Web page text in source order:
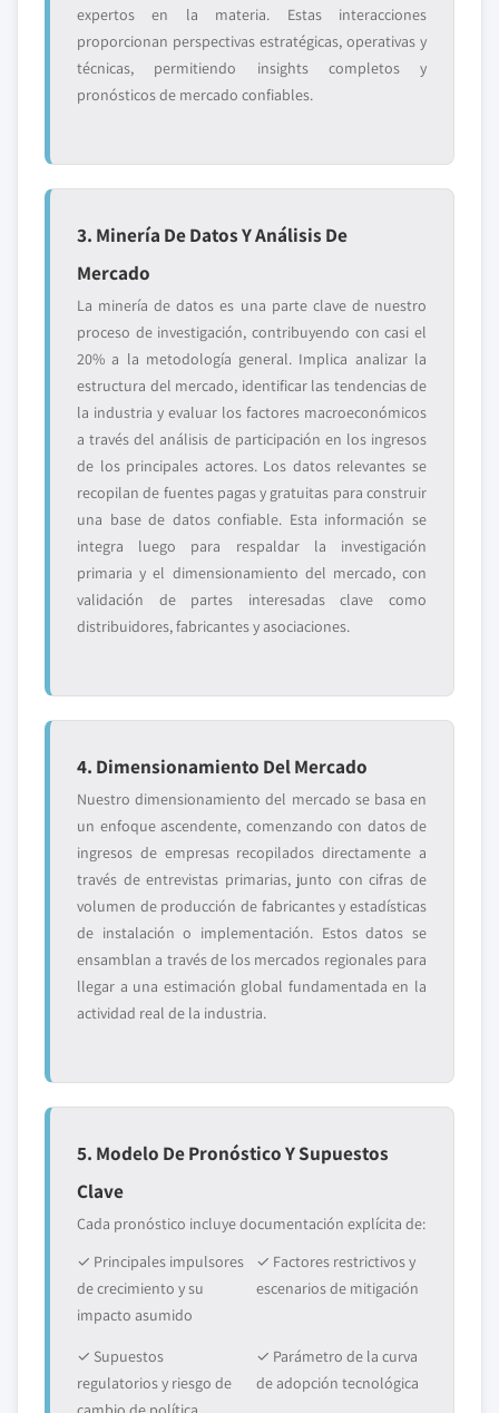
expertos en la materia. Estas interacciones
proporcionan perspectivas estratégicas, operativas y
técnicas, permitiendo insights completos y
pronósticos de mercado confiables.
3. Minería De Datos Y Análisis De
Mercado
La minería de datos es una parte clave de nuestro
proceso de investigación, contribuyendo con casi el
20% a la metodología general. Implica analizar la
estructura del mercado, identificar las tendencias de
la industria y evaluar los factores macroeconómicos
a través del análisis de participación en los ingresos
de los principales actores. Los datos relevantes se
recopilan de fuentes pagas y gratuitas para construir
una base de datos confiable. Esta información se
integra luego para respaldar la investigación
primaria y el dimensionamiento del mercado, con
validación de partes interesadas clave como
distribuidores, fabricantes y asociaciones.
4. Dimensionamiento Del Mercado
Nuestro dimensionamiento del mercado se basa en
un enfoque ascendente, comenzando con datos de
ingresos de empresas recopilados directamente a
través de entrevistas primarias, junto con cifras de
volumen de producción de fabricantes y estadísticas
de instalación o implementación. Estos datos se
ensamblan a través de los mercados regionales para
llegar a una estimación global fundamentada en la
actividad real de la industria.
5. Modelo De Pronóstico Y Supuestos
Clave
Cada pronóstico incluye documentación explícita de:
✓ Principales impulsores
de crecimiento y su
impacto asumido
✓ Factores restrictivos y
escenarios de mitigación
✓ Supuestos
regulatorios y riesgo de
✓ Parámetro de la curva
de adopción tecnológica